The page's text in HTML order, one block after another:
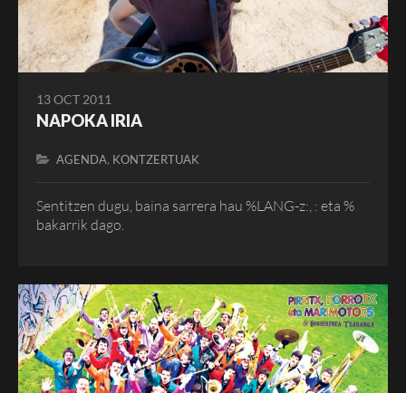
13 OCT 2011
NAPOKA IRIA
AGENDA, KONTZERTUAK
Sentitzen dugu, baina sarrera hau %LANG-z:, : eta %
bakarrik dago.